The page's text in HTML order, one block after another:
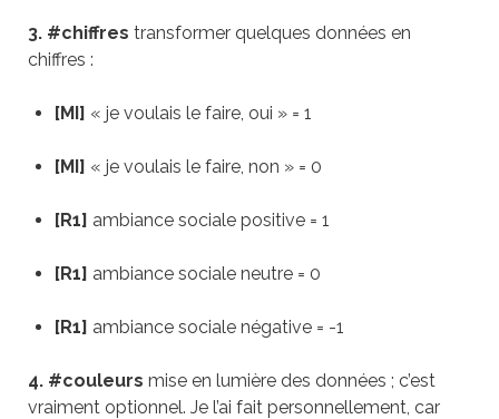
3. #chiffres transformer quelques données en
chiffres :
[MI] « je voulais le faire, oui » = 1
[MI] « je voulais le faire, non » = 0
[R1] ambiance sociale positive = 1
[R1] ambiance sociale neutre = 0
[R1] ambiance sociale négative = -1
4. #couleurs mise en lumière des données ; c’est
vraiment optionnel. Je l’ai fait personnellement, car